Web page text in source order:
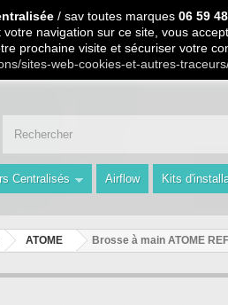
/ sav toutes marques06 59
navigation sur ce site, vous
prochaine visite et sécuriser votre
sites-web-cookies-et-autres-
DE 99€ D ACHAT / Paiement
38 de 9h à 20h " Les Prix du Web les
Centralisés Airflow Kits
ATOME Brosse à main ATOME